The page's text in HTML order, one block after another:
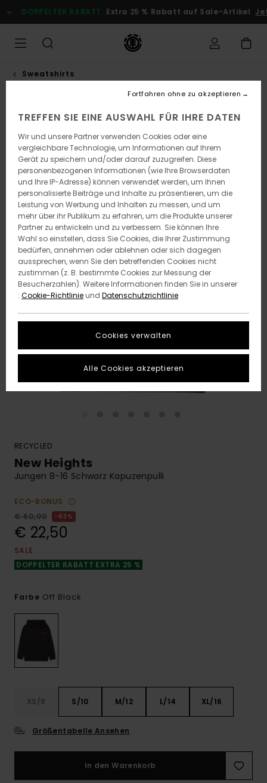
zur
Produktinformation
DOPPELTER RABATT Extra 25 % Rabatt auf Sale-Artikel
Sweatshirts
RECYCLED
New Heights
Jungen 8-16 Schwarz Kapuzenpulli
ECO-BONUS
€ 60,00
63%
€ 22,50
SALE
DOPPELTER RABATT EXTRA 25 %
Farbe Off Black
XS/8 S/10 M/12 L/14 XL/16
Größentabelle Ansehen
In den Warenkorb
TREFFEN SIE EINE AUSWAHL FÜR IHRE DATEN
Wir und unsere Partner verwenden Cookies oder eine
vergleichbare Technologie, um Informationen auf Ihrem
Gerät zu speichern und/oder darauf zuzugreifen. Diese
personenbezogenen Informationen (wie Ihre Browserdaten
und Ihre IP-Adresse) können verwendet werden, um Ihnen
personalisierte Beiträge und Inhalte zu präsentieren, um die
Leistung von Werbung und Inhalten zu messen, und um
mehr über ihr Publikum zu erfahren, um die Produkte unserer
Partner zu entwickeln und zu verbessern. Sie können Ihre
Wahl so einstellen, dass Sie Cookies, die Ihrer Zustimmung
bedürfen, annehmen oder ablehnen oder sich dagegen
aussprechen, wenn Sie den betreffenden Cookies nicht
zustimmen (z. B. bestimmte Cookies zur Messung der
Besucherzahlen). Weitere Informationen finden Sie in unserer
: Cookie-Richtlinieund Datenschutzrichtlinie
Cookies verwalten
Fortfahren ohne zu akzeptieren
Alle Cookies akzeptieren